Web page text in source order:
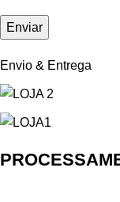
Envio & Entrega